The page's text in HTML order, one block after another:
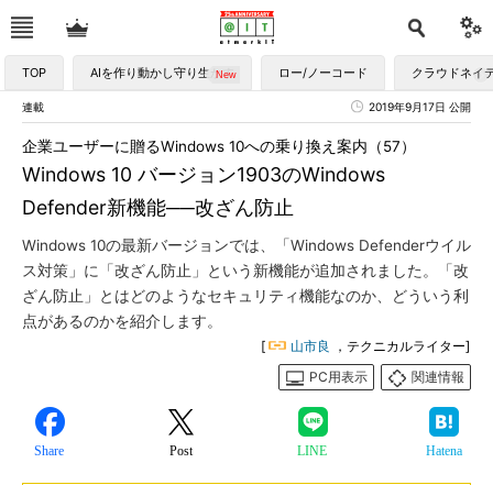
TOP AIを作り動かし守り生かす ロー/ノーコード クラウドネイ
連載 2019年9月17日 公開
Windows 10 バージョン1903のWindows
Defender新機能──改ざん防止
企業ユーザーに贈るWindows 10への乗り換え案内（57）
Windows 10の最新バージョンでは、「Windows Defenderウイル
ス対策」に「改ざん防止」という新機能が追加されました。「改
ざん防止」とはどのようなセキュリティ機能なのか、どういう利
点があるのかを紹介します。
[ 山市良
，テクニカルライター]
PC用表示
関連情報
Share Post LINE Hatena